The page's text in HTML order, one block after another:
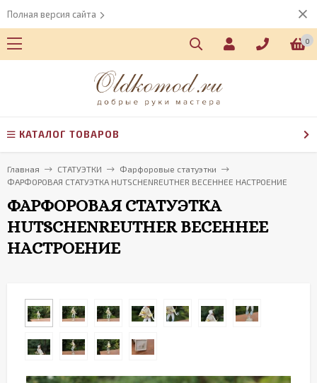
Полная версия сайта
0
КАТАЛОГ ТОВАРОВ
Главная СТАТУЭТКИ
Фарфоровые статуэтки
ФАРФОРОВАЯ СТАТУЭТКА HUTSCHENREUTHER ВЕСЕННЕЕ НАСТРОЕНИЕ
ФАРФОРОВАЯ СТАТУЭТКА
HUTSCHENREUTHER ВЕСЕННЕЕ
НАСТРОЕНИЕ